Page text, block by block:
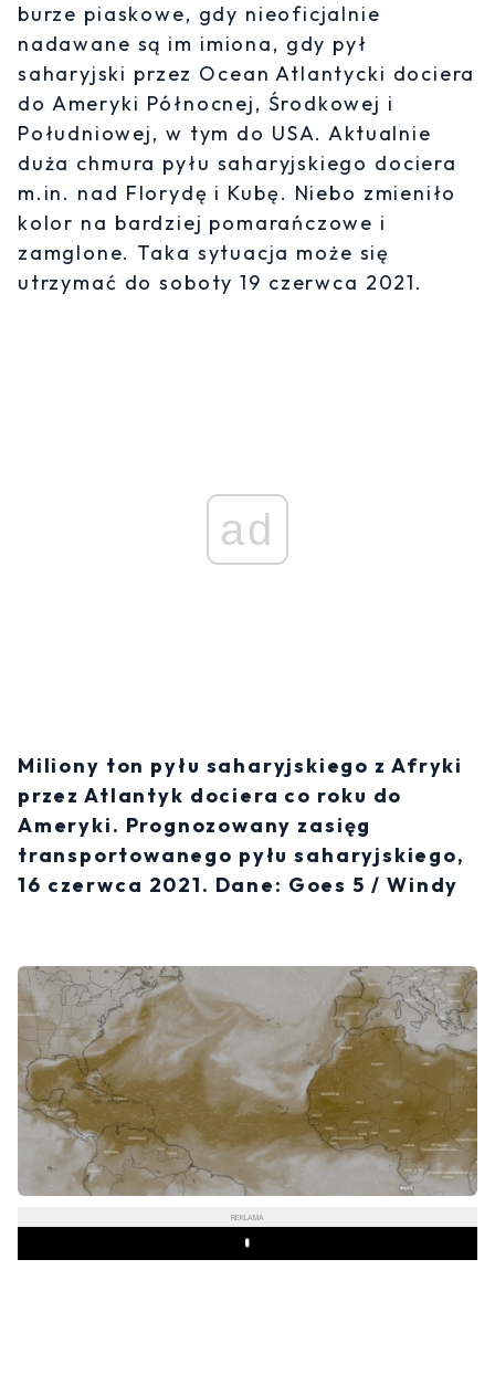
burze piaskowe, gdy nieoficjalnie
nadawane są im imiona, gdy pył
saharyjski przez Ocean Atlantycki dociera
do Ameryki Północnej, Środkowej i
Południowej, w tym do USA. Aktualnie
duża chmura pyłu saharyjskiego dociera
m.in. nad Florydę i Kubę. Niebo zmieniło
kolor na bardziej pomarańczowe i
zamglone. Taka sytuacja może się
utrzymać do soboty 19 czerwca 2021.
ad
Miliony ton pyłu saharyjskiego z Afryki
przez Atlantyk dociera co roku do
Ameryki. Prognozowany zasięg
transportowanego pyłu saharyjskiego,
16 czerwca 2021. Dane: Goes 5 / Windy
REKLAMA
Play